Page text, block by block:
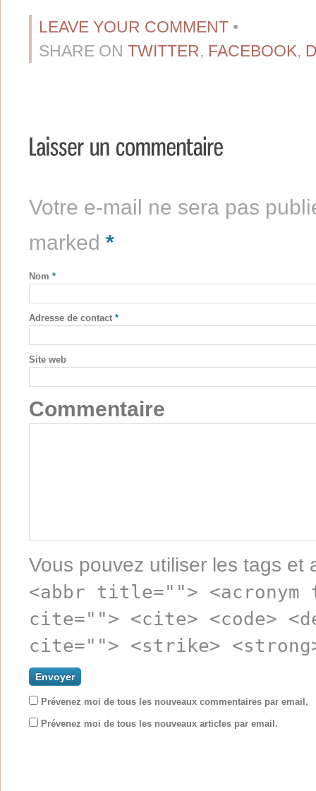
LEAVE YOUR COMMENT •
SHARE ON TWITTER, FACEBOOK,
Votre e-mail ne sera pas
marked *
Nom *
Adresse de contact *
Site web
Commentaire
Vous pouvez utiliser les tags et
<abbr title="">
cite=""> <cite> <code>
cite=""> <strike>
Prévenez moi de tous les nouveaux commentaires par email.
Prévenez moi de tous les nouveaux articles par email.